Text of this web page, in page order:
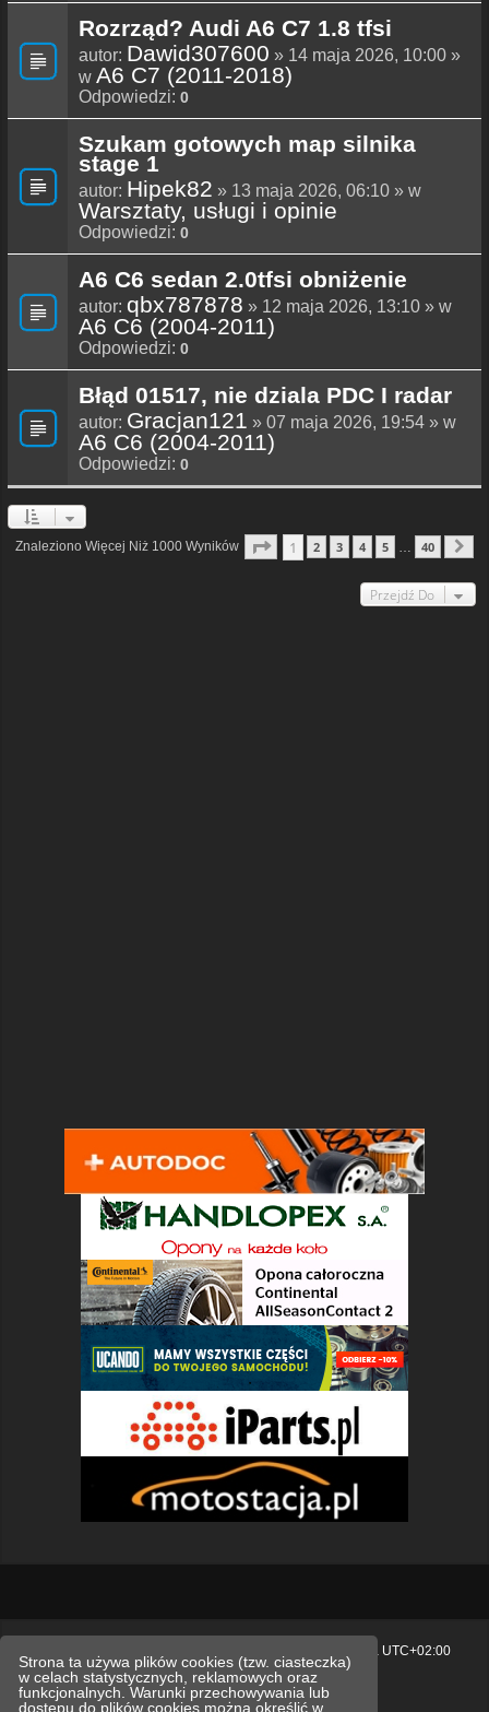
Strona ta używa plików cookies (tzw. ciasteczka)
w celach statystycznych, reklamowych oraz
funkcjonalnych. Warunki przechowywania lub
dostępu do plików cookies można określić w
Rozrząd? Audi A6 C7 1.8 tfsi
autor: Dawid307600 » 14 maja 2026, 10:00 »
w A6 C7 (2011-2018)
Odpowiedzi: 0
Szukam gotowych map silnika
stage 1
autor: Hipek82 » 13 maja 2026, 06:10 » w
Warsztaty, usługi i opinie
Odpowiedzi: 0
A6 C6 sedan 2.0tfsi obniżenie
autor: qbx787878 » 12 maja 2026, 13:10 » w
A6 C6 (2004-2011)
Odpowiedzi: 0
Błąd 01517, nie dziala PDC I radar
autor: Gracjan121 » 07 maja 2026, 19:54 » w
A6 C6 (2004-2011)
Odpowiedzi: 0
Znaleziono Więcej Niż 1000 Wyników Strona1 40
1 2 3 4 5 40
Przejdź Do
UTC+02:00
Polityka prywatności.